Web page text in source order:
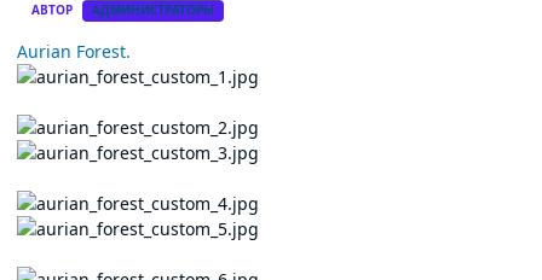
АВТОР АДМИНИСТРАТОРЫ
Aurian Forest.